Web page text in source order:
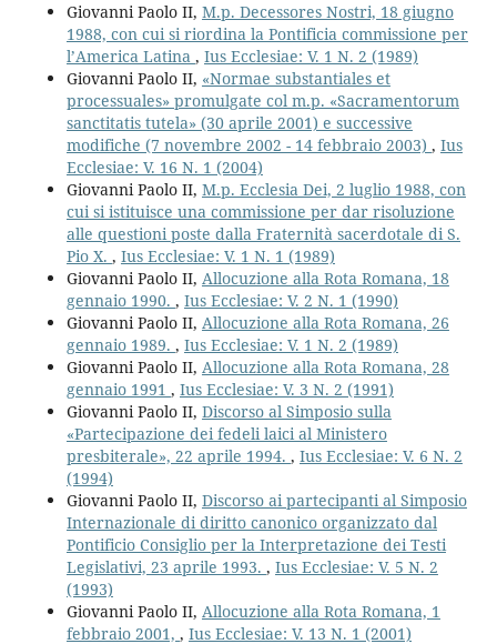
Giovanni Paolo II, M.p. Decessores Nostri, 18 giugno
1988, con cui si riordina la Pontificia commissione per
l’America Latina , Ius Ecclesiae: V. 1 N. 2 (1989)
Giovanni Paolo II, «Normae substantiales et
processuales» promulgate col m.p. «Sacramentorum
sanctitatis tutela» (30 aprile 2001) e successive
modifiche (7 novembre 2002 - 14 febbraio 2003) , Ius
Ecclesiae: V. 16 N. 1 (2004)
Giovanni Paolo II, M.p. Ecclesia Dei, 2 luglio 1988, con
cui si istituisce una commissione per dar risoluzione
alle questioni poste dalla Fraternità sacerdotale di S.
Pio X. , Ius Ecclesiae: V. 1 N. 1 (1989)
Giovanni Paolo II, Allocuzione alla Rota Romana, 18
gennaio 1990. , Ius Ecclesiae: V. 2 N. 1 (1990)
Giovanni Paolo II, Allocuzione alla Rota Romana, 26
gennaio 1989. , Ius Ecclesiae: V. 1 N. 2 (1989)
Giovanni Paolo II, Allocuzione alla Rota Romana, 28
gennaio 1991 , Ius Ecclesiae: V. 3 N. 2 (1991)
Giovanni Paolo II, Discorso al Simposio sulla
«Partecipazione dei fedeli laici al Ministero
presbiterale», 22 aprile 1994. , Ius Ecclesiae: V. 6 N. 2
(1994)
Giovanni Paolo II, Discorso ai partecipanti al Simposio
Internazionale di diritto canonico organizzato dal
Pontificio Consiglio per la Interpretazione dei Testi
Legislativi, 23 aprile 1993. , Ius Ecclesiae: V. 5 N. 2
(1993)
Giovanni Paolo II, Allocuzione alla Rota Romana, 1
febbraio 2001, , Ius Ecclesiae: V. 13 N. 1 (2001)